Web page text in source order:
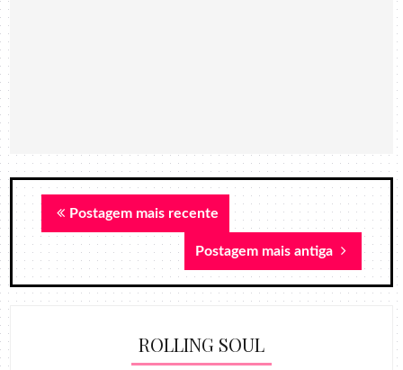
Postagem mais recente
Postagem mais antiga
ROLLING SOUL